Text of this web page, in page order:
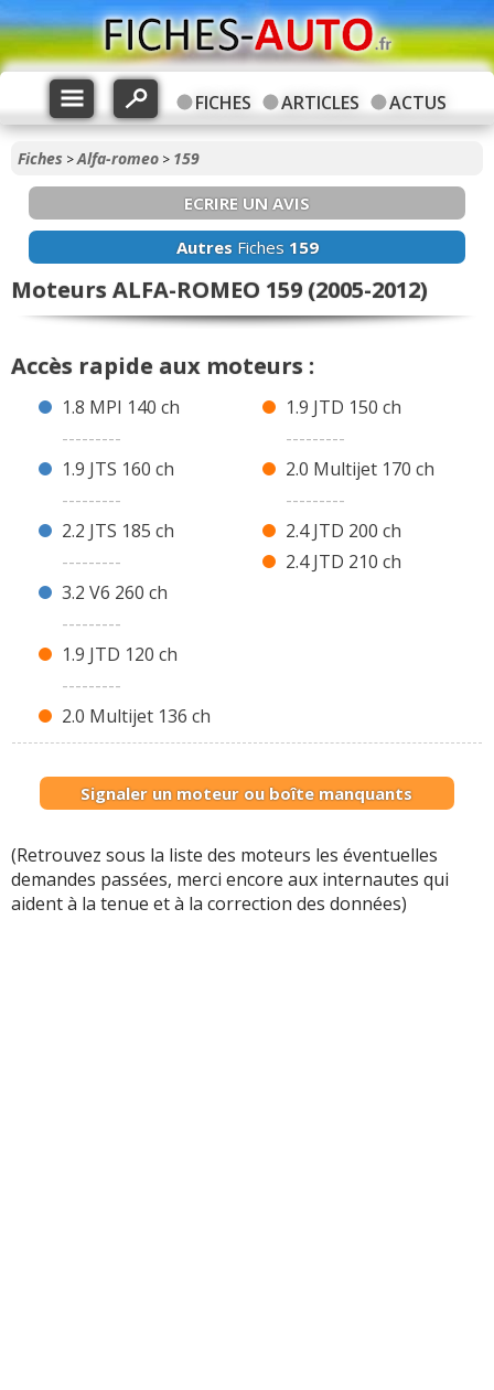
FICHES ARTICLES ACTUS
Fiches >Alfa-romeo > 159
ECRIRE UN AVIS
AutresFiches 159
Moteurs ALFA-ROMEO 159 (2005-2012)
Accès rapide aux moteurs :
1.8 MPI 140 ch
---------
1.9 JTS 160 ch
---------
2.2 JTS 185 ch
---------
3.2 V6 260 ch
---------
1.9 JTD 120 ch
---------
2.0 Multijet 136 ch
1.9 JTD 150 ch
---------
2.0 Multijet 170 ch
---------
2.4 JTD 200 ch
2.4 JTD 210 ch
Signaler un moteur ou boîte manquants
(Retrouvez sous la liste des moteurs les éventuelles
demandes passées, merci encore aux internautes qui
aident à la tenue et à la correction des données)